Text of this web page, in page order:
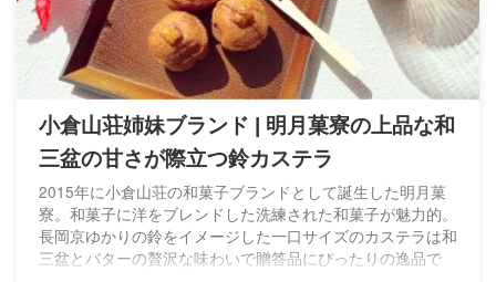
小倉山荘姉妹ブランド | 明月菓寮の上品な和
三盆の甘さが際立つ鈴カステラ
2015年に小倉山荘の和菓子ブランドとして誕生した明月菓
寮。和菓子に洋をブレンドした洗練された和菓子が魅力的。
長岡京ゆかりの鈴をイメージした一口サイズのカステラは和
三盆とバターの贅沢な味わいで贈答品にぴったりの逸品で